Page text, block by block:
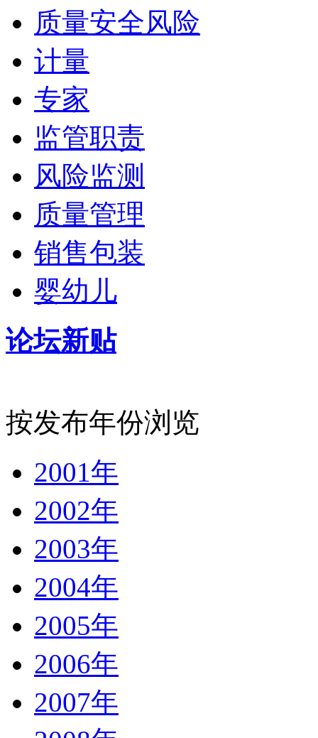
质量安全风险
计量
专家
监管职责
风险监测
质量管理
销售包装
婴幼儿
论坛新贴
按发布年份浏览
2001年
2002年
2003年
2004年
2005年
2006年
2007年